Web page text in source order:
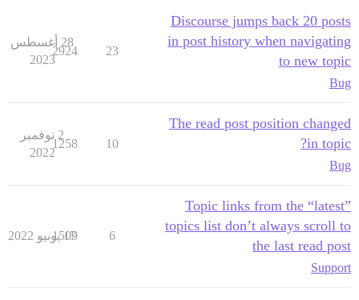
Discourse jumps back 20 posts
in post history when navigating
to new topic
Bug
23
2924
28 أغسطس
2023
The read post position changed
in topic?
Bug
10
1258
2 نوفمبر
2022
Topic links from the “latest”
topics list don’t always scroll to
the last read post
Support
6
1509
17 يونيو 2022